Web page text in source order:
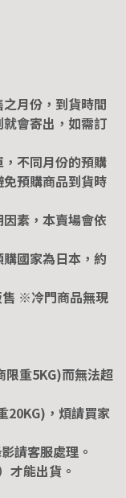
月份，到貨時間
會寄出，如需訂
不同月份的預購
預購商品到貨時
素，本賣場會依
國家為日本，約
※冷門商品無現
重5KG)而無法超
20KG)，煩請買家
請客服處理。
才能出貨。